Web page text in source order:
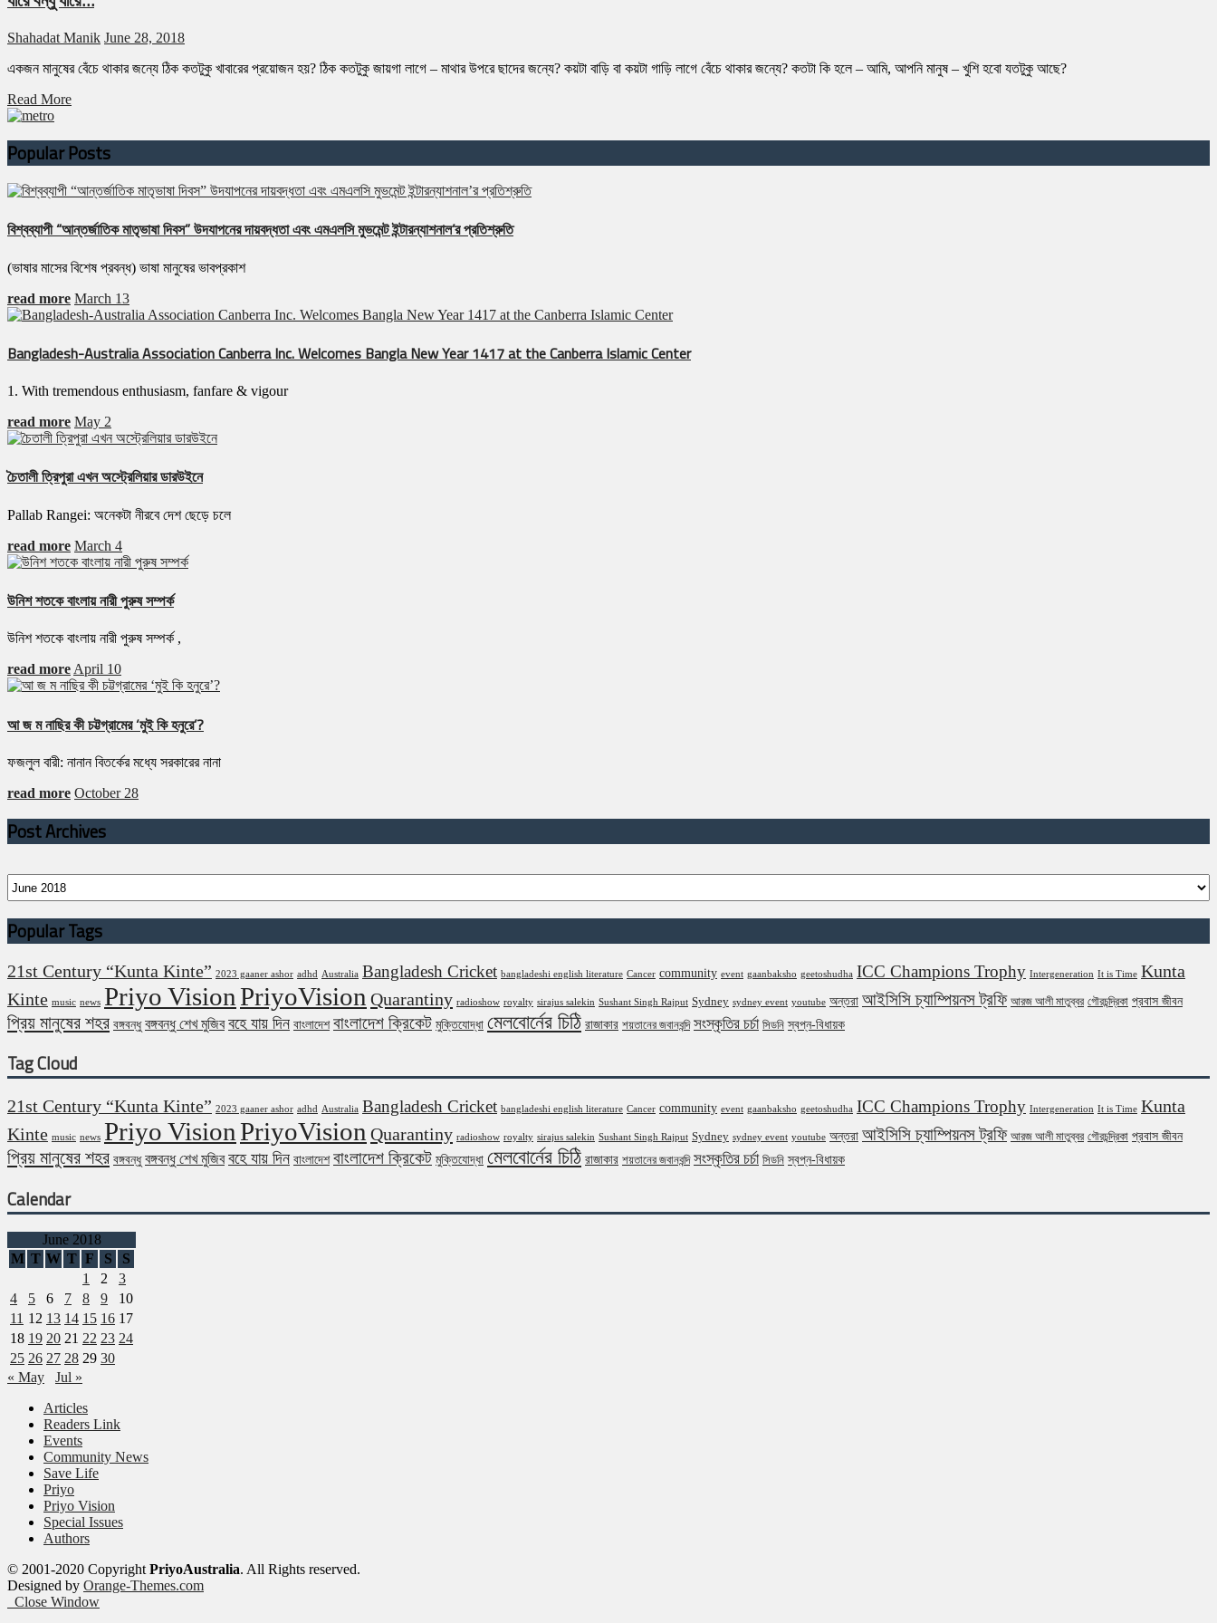
Shahadat Manik June 28, 2018
একজন মানুষের বেঁচে থাকার জন্যে ঠিক কতটুকু খাবারের প্রয়োজন হয়? ঠিক কতটুকু জায়গা লাগে – মাথার উপরে ছাদের জন্যে? কয়টা বাড়ি বা কয়টা গাড়ি লাগে বেঁচে থাকার জন্যে? কতটা কি হলে – আমি, আপনি মানুষ – খুশি হবো যতটুকু আছে?
Read More
Popular Posts
বিশ্বব্যাপী “আন্তর্জাতিক মাতৃভাষা দিবস” উদযাপনের দায়বদ্ধতা এবং এমএলসি মুভমেন্ট ইন্টারন্যাশনাল’র প্রতিশ্রুতি
(ভাষার মাসের বিশেষ প্রবন্ধ) ভাষা মানুষের ভাবপ্রকাশ
read more March 13
Bangladesh-Australia Association Canberra Inc. Welcomes Bangla New Year 1417 at the Canberra Islamic Center
1. With tremendous enthusiasm, fanfare & vigour
read more May 2
চৈতালী ত্রিপুরা এখন অস্ট্রেলিয়ার ডারউইনে
Pallab Rangei: অনেকটা নীরবে দেশ ছেড়ে চলে
read more March 4
উনিশ শতকে বাংলায় নারী পুরুষ সম্পর্ক
উনিশ শতকে বাংলায় নারী পুরুষ সম্পর্ক ,
read more April 10
আ জ ম নাছির কী চট্টগ্রামের ‘মুই কি হনুরে’?
ফজলুল বারী: নানান বিতর্কের মধ্যে সরকারের নানা
read more October 28
Post Archives
Archives
Popular Tags
21st Century “Kunta Kinte” 2023 gaaner ashor adhd Australia Bangladesh Cricket bangladeshi english literature Cancer community event gaanbaksho geetoshudha ICC Champions Trophy Intergeneration It is Time Kunta
Kinte music news Priyo VisionPriyoVision Quarantiny radioshow royalty sirajus salekin Sushant Singh Rajput Sydney sydney event youtube অন্তরা আইসিসি চ্যাম্পিয়নস ট্রফি আরজ আলী মাতুব্বর গৌরচন্দ্রিকা প্রবাস জীবন
প্রিয় মানুষের শহর বঙ্গবন্ধু বঙ্গবন্ধু শেখ মুজিব বহে যায় দিন বাংলাদেশ বাংলাদেশ ক্রিকেট মুক্তিযোদ্ধা মেলবোর্নের চিঠি রাজাকার শয়তানের জবানবন্দি সংস্কৃতির চর্চা সিডনি স্বপ্ন-বিধায়ক
Tag Cloud
21st Century “Kunta Kinte” 2023 gaaner ashor adhd Australia Bangladesh Cricket bangladeshi english literature Cancer community event gaanbaksho geetoshudha ICC Champions Trophy Intergeneration It is Time Kunta
Kinte music news Priyo VisionPriyoVision Quarantiny radioshow royalty sirajus salekin Sushant Singh Rajput Sydney sydney event youtube অন্তরা আইসিসি চ্যাম্পিয়নস ট্রফি আরজ আলী মাতুব্বর গৌরচন্দ্রিকা প্রবাস জীবন
প্রিয় মানুষের শহর বঙ্গবন্ধু বঙ্গবন্ধু শেখ মুজিব বহে যায় দিন বাংলাদেশ বাংলাদেশ ক্রিকেট মুক্তিযোদ্ধা মেলবোর্নের চিঠি রাজাকার শয়তানের জবানবন্দি সংস্কৃতির চর্চা সিডনি স্বপ্ন-বিধায়ক
Calendar
June 2018
M T W T F S
S
1
2
3
4
5 6 7 8 9
10
11 12 13 14 15 16 17
18 19 20 21 22 23 24
25 26 27 28 29 30
« May
Jul »
Articles
Readers Link
Events
Community News
Save Life
Priyo
Priyo Vision
Special Issues
Authors
© 2001-2020 Copyright PriyoAustralia. All Rights reserved.
Designed by Orange-Themes.com
Close Window